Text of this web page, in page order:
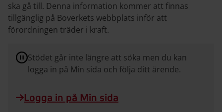
ska gå till. Denna information kommer att finnas
tillgänglig på Boverkets webbplats inför att
förordningen träder i kraft.
Stödet går inte längre att söka men du kan
logga in på Min sida och följa ditt ärende.
Logga in på Min sida